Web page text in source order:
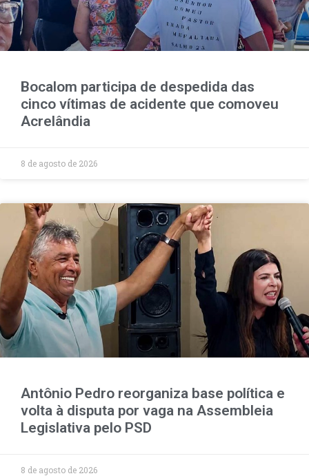
Bocalom participa de despedida das
cinco vítimas de acidente que comoveu
Acrelândia
8 de agosto de 2026
Antônio Pedro reorganiza base política e
volta à disputa por vaga na Assembleia
Legislativa pelo PSD
8 de agosto de 2026